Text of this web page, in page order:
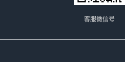
客服微信号